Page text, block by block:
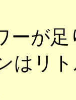
ーが
はリ